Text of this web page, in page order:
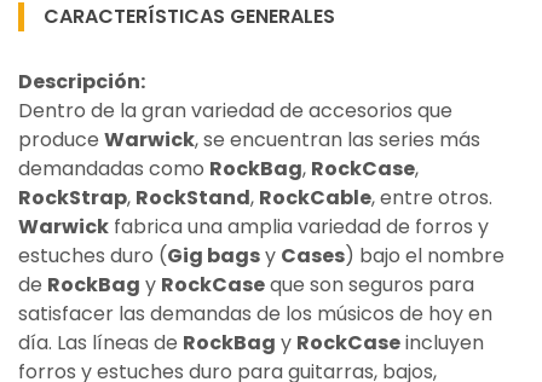
CARACTERÍSTICAS GENERALES
Descripción:
Dentro de la gran variedad de accesorios que
produce Warwick, se encuentran las series más
demandadas como RockBag, RockCase,
RockStrap, RockStand, RockCable, entre otros.
Warwick fabrica una amplia variedad de forros y
estuches duro (Gig bagsy Cases) bajo el nombre
de RockBag y RockCaseque son seguros para
satisfacer las demandas de los músicos de hoy en
día. Las líneas de RockBag y RockCaseincluyen
forros y estuches duro para guitarras, bajos,